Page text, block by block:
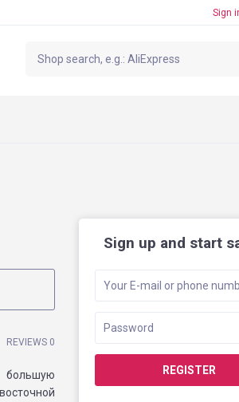
Sign
Sign up and start
REGISTER
REVIEWS 0
большую